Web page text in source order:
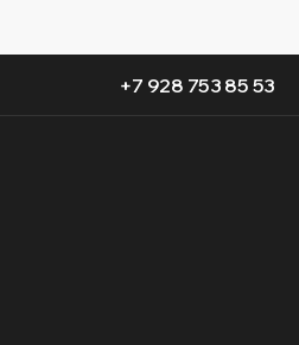
+7 928 753 85 53